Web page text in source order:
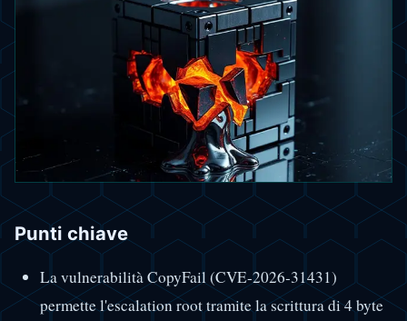
Punti chiave
La vulnerabilità CopyFail (CVE-2026-31431)
permette l'escalation root tramite la scrittura di 4 byte